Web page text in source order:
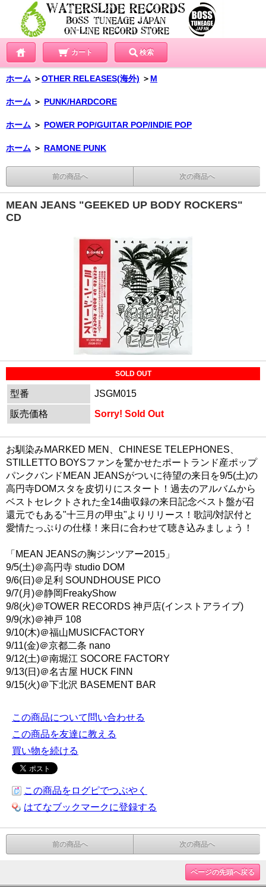
カート 検索
ホーム ＞OTHER RELEASES(海外) ＞ M
ホーム ＞ PUNK/HARDCORE
ホーム ＞ POWER POP/GUITAR POP/INDIE POP
ホーム ＞ RAMONE PUNK
前の商品へ 次の商品へ
MEAN JEANS "GEEKED UP BODY ROCKERS"
CD
SOLD OUT
型番
JSGM015
販売価格
Sorry! Sold Out
お馴染みMARKED MEN、CHINESE TELEPHONES、
STILLETTO BOYSファンを驚かせたポートランド産ポップ
パンクバンドMEAN JEANSがついに待望の来日を9/5(土)の
高円寺DOMスタを皮切りにスタート！過去のアルバムから
ベストセレクトされた全14曲収録の来日記念ベスト盤が召
還元でもある"十三月の甲虫"よりリリース！歌詞/対訳付と
愛情たっぷりの仕様！来日に合わせて聴き込みましょう！
「MEAN JEANSの胸ジンツアー2015」
9/5(土)＠高円寺 studio DOM
9/6(日)＠足利 SOUNDHOUSE PICO
9/7(月)＠静岡FreakyShow
9/8(火)＠TOWER RECORDS 神戸店(インストアライブ)
9/9(水)＠神戸 108
9/10(木)＠福山MUSICFACTORY
9/11(金)＠京都二条 nano
9/12(土)＠南堀江 SOCORE FACTORY
9/13(日)＠名古屋 HUCK FINN
9/15(火)＠下北沢 BASEMENT BAR
この商品について問い合わせる
この商品を友達に教える
買い物を続ける
この商品をログピでつぶやく
はてなブックマークに登録する
前の商品へ 次の商品へ
ページの先頭へ戻る